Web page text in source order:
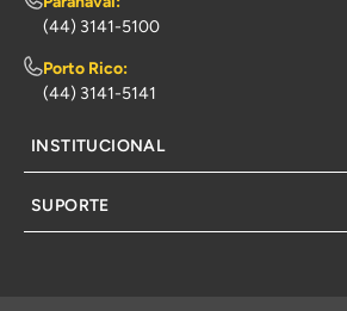
(44) 3141-5100
Porto Rico:
(44) 3141-5141
INSTITUCIONAL
SUPORTE